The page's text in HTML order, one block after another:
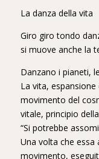
La danza della vita
Giro giro tondo
si muove anche la
Danzano i pianeti,
La vita,
movimento del
vitale, principio
“Si potrebbe
Una volta che essa
movimento,